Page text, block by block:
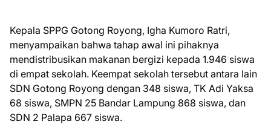
Kepala SPPG Gotong Royong, Igha Kumoro Ratri,
menyampaikan bahwa tahap awal ini pihaknya
mendistribusikan makanan bergizi kepada 1.946 siswa
di empat sekolah. Keempat sekolah tersebut antara lain
SDN Gotong Royong dengan 348 siswa, TK Adi Yaksa
68 siswa, SMPN 25 Bandar Lampung 868 siswa, dan
SDN 2 Palapa 667 siswa.